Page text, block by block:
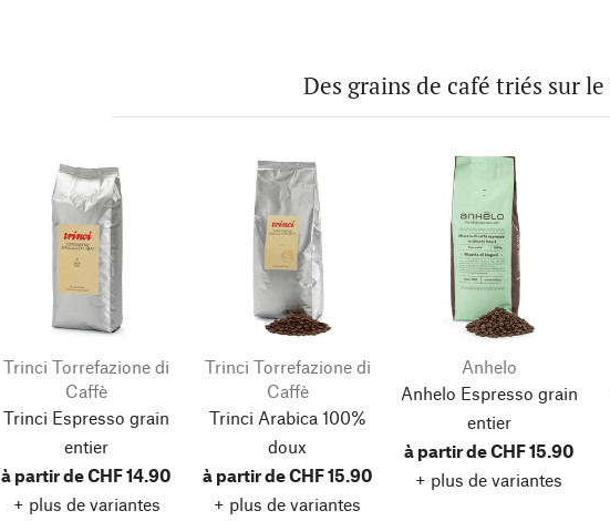
Des grains de café triés sur
Trinci Torrefazione di
Caffè
Trinci Espresso grain
entier
à partir de CHF 14.90
+ plus de variantes
Trinci Torrefazione di
Caffè
Trinci Arabica 100%
doux
à partir de CHF 15.90
+ plus de variantes
Anhelo
Anhelo Espresso grain
entier
à partir de CHF 15.90
+ plus de variantes